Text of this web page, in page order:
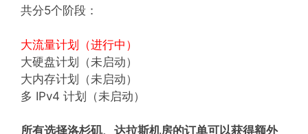
共分5个阶段：
大流量计划（进行中）
大硬盘计划（未启动）
大内存计划（未启动）
多 IPv4 计划（未启动）
所有选择洛杉矶、达拉斯机房的订单可以获得额外